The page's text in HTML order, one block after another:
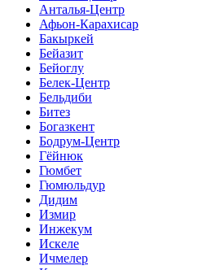
Анталья-Центр
Афьон-Карахисар
Бакыркей
Бейазит
Бейоглу
Белек-Центр
Бельдиби
Битез
Богазкент
Бодрум-Центр
Гёйнюк
Гюмбет
Гюмюльдур
Дидим
Измир
Инжекум
Искеле
Ичмелер